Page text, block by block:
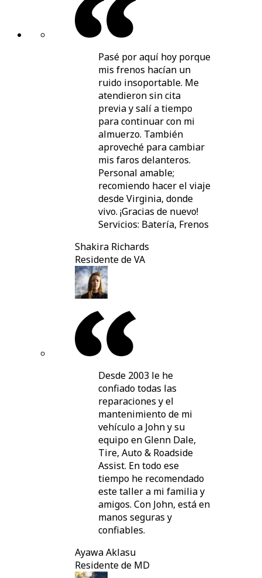
Pasé por aquí hoy porque
mis frenos hacían un
ruido insoportable. Me
atendieron sin cita
previa y salí a tiempo
para continuar con mi
almuerzo. También
aproveché para cambiar
mis faros delanteros.
Personal amable;
recomiendo hacer el viaje
desde Virginia, donde
vivo. ¡Gracias de nuevo!
Servicios: Batería, Frenos
Shakira Richards
Residente de VA
Desde 2003 le he
confiado todas las
reparaciones y el
mantenimiento de mi
vehículo a John y su
equipo en Glenn Dale,
Tire, Auto & Roadside
Assist. En todo ese
tiempo he recomendado
este taller a mi familia y
amigos. Con John, está en
manos seguras y
confiables.
Ayawa Aklasu
Residente de MD